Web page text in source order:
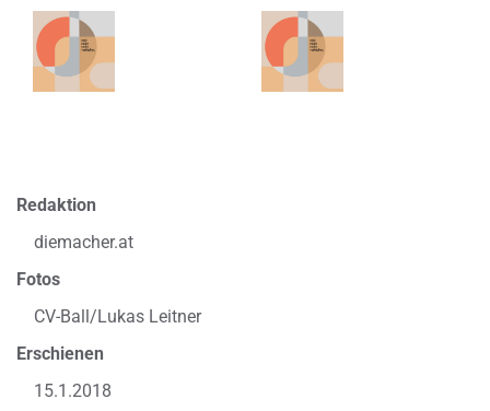
Redaktion
diemacher.at
Fotos
CV-Ball/Lukas Leitner
Erschienen
15.1.2018